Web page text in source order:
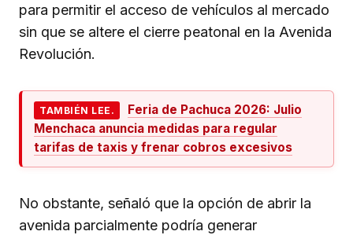
para permitir el acceso de vehículos al mercado
sin que se altere el cierre peatonal en la Avenida
Revolución.
TAMBIÉN LEE.
Feria de Pachuca 2026: Julio
Menchaca anuncia medidas para regular
tarifas de taxis y frenar cobros excesivos
No obstante, señaló que la opción de abrir la
avenida parcialmente podría generar